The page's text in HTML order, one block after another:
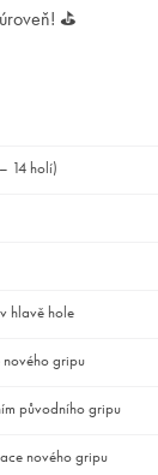
⛳
14 holí)
hlavě hole
gripu
původního gripu
nového gripu